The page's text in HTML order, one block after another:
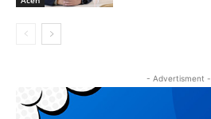
- Advertisment -